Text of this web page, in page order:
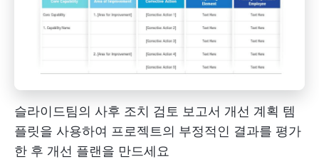
슬라이드팀의 사후 조치 검토 보고서 개선 계획 템
플릿을 사용하여 프로젝트의 부정적인 결과를 평가
한 후 개선 플랜을 만드세요